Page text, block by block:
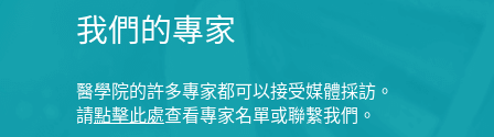
我們的專家
醫學院的許多專家都可以接受媒體採訪。
請點擊此處查看專家名單或聯繫我們。